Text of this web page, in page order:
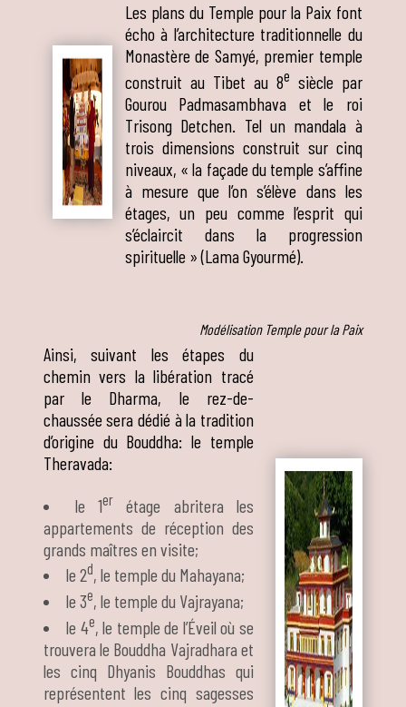
Les plans du Temple pour la Paix font
écho à l’architecture traditionnelle du
Monastère de Samyé, premier temple
construit au Tibet au 8e siècle par
Gourou Padmasambhava et le roi
Trisong Detchen. Tel un mandala à
trois dimensions construit sur cinq
niveaux, « la façade du temple s’affine
à mesure que l’on s’élève dans les
étages, un peu comme l’esprit qui
s’éclaircit dans la progression
spirituelle » (Lama Gyourmé).
Modélisation Temple pour la Paix
Ainsi, suivant les étapes du
chemin vers la libération tracé
par le Dharma, le rez-de-
chaussée sera dédié à la tradition
d’origine du Bouddha: le temple
Theravada:
le 1er
étage abritera les
appartements de réception des
grands maîtres en visite;
le 2d, le temple du Mahayana;
le 3e, le temple du Vajrayana;
le 4e, le temple de l’Éveil où se
trouvera le Bouddha Vajradhara et
les cinq Dhyanis Bouddhas qui
représentent les cinq sagesses